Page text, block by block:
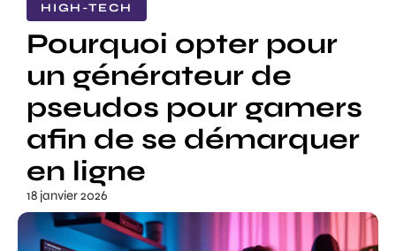
HIGH-TECH
Pourquoi opter pour
un générateur de
pseudos pour gamers
afin de se démarquer
en ligne
18 janvier 2026